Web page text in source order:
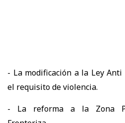
- La modificación a la Ley
el requisito de violencia.
- La reforma a la Zona